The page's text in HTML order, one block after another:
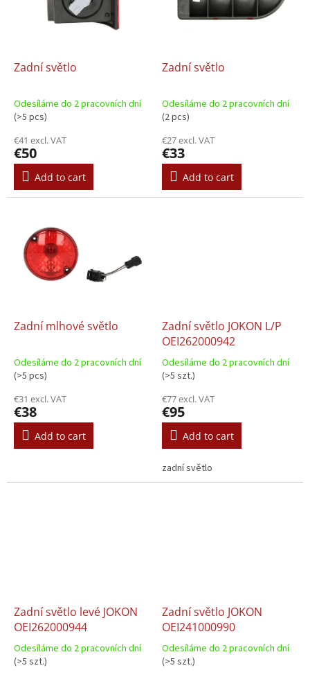
oZadní světlo
Odesíláme do 2 pracovních dní
(>5 pcs)
€41 excl. VAT
€50
Add to cart
Zadní světlo
Odesíláme do 2 pracovních dní
(2 pcs)
€27 excl. VAT
€33
Add to cart
Zadní mlhové světlo
Odesíláme do 2 pracovních dní
(>5 pcs)
€31 excl. VAT
€38
Add to cart
Zadní světlo JOKON L/P
OEI262000942
Odesíláme do 2 pracovních dní
(>5 szt.)
€77 excl. VAT
€95
Add to cart
zadní světlo
Zadní světlo levé JOKON
OEI262000944
Odesíláme do 2 pracovních dní
(>5 szt.)
Zadní světlo JOKON
OEI241000990
Odesíláme do 2 pracovních dní
(>5 szt.)